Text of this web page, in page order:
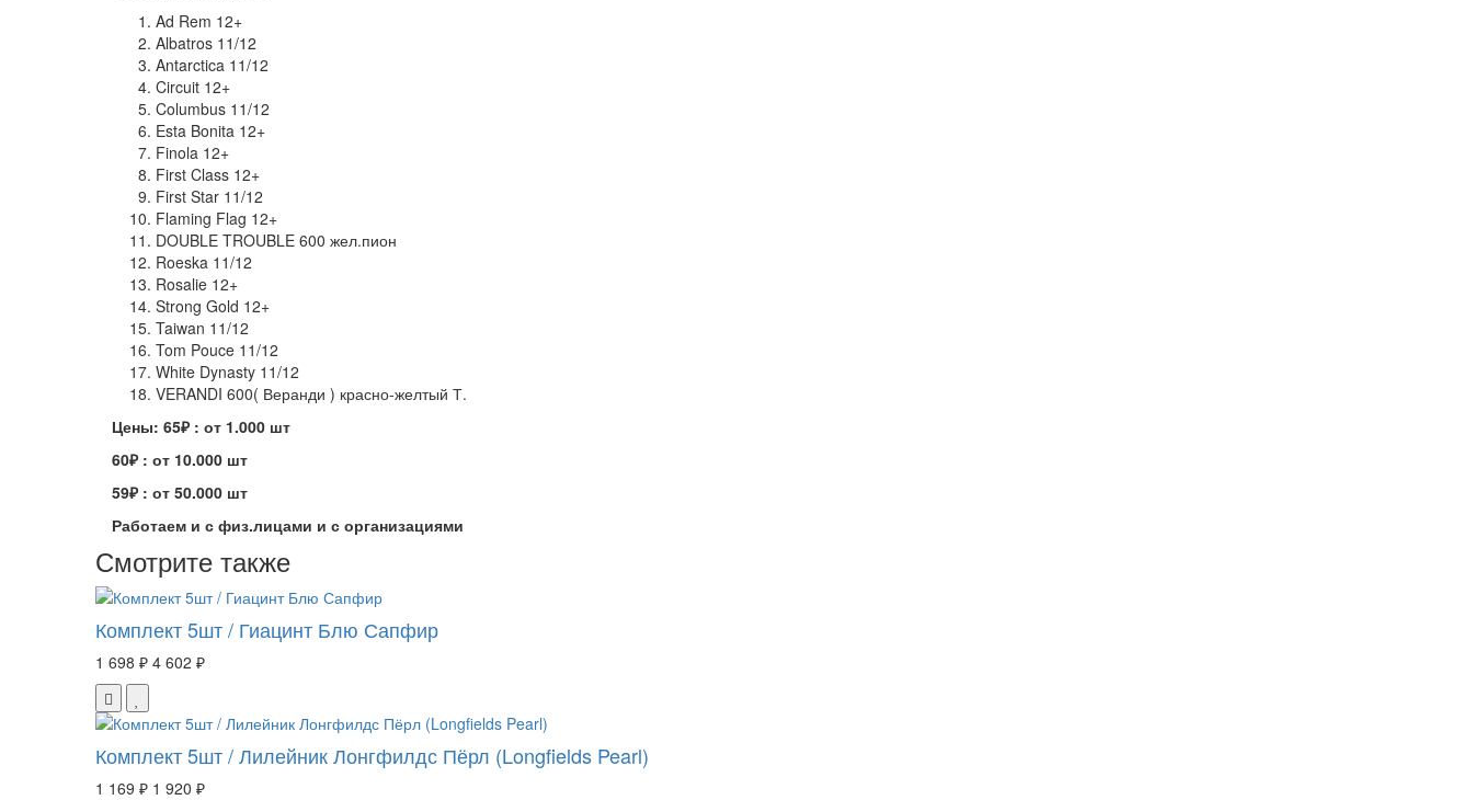
Ad Rem 12+
Albatros 11/12
Antarctica 11/12
Circuit 12+
Columbus 11/12
Esta Bonita 12+
Finola 12+
First Class 12+
First Star 11/12
Flaming Flag 12+
DOUBLE TROUBLE 600 жел.пион
Roeska 11/12
Rosalie 12+
Strong Gold 12+
Taiwan 11/12
Tom Pouce 11/12
White Dynasty 11/12
VERANDI 600( Веранди ) красно-желтый Т.
Цены: 65₽ : от 1.000 шт
60₽ : от 10.000 шт
59₽ : от 50.000 шт
Работаем и с физ.лицами и с организациями
Смотрите также
Комплект 5шт / Гиацинт Блю Сапфир
1 698 ₽ 4 602 ₽
Комплект 5шт / Лилейник Лонгфилдс Пёрл (Longfields Pearl)
1 169 ₽ 1 920 ₽